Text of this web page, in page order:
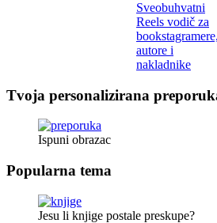
Sveobuhvatni
Reels vodič za
bookstagramere,
autore i
nakladnike
Tvoja personalizirana
Ispuni obrazac
Popularna tema
Jesu li knjige postale preskupe?